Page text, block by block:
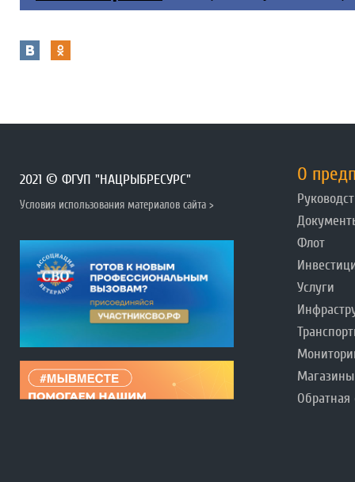
2021 © ФГУП "НАЦРЫБРЕСУРС"
Условия использования материалов сайта >
О
Флот
Услуги
Магазины
Обратная